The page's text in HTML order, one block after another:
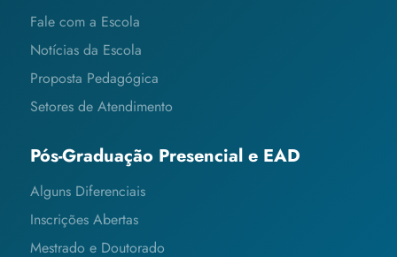
Fale com a Escola
Notícias da Escola
Proposta Pedagógica
Setores de Atendimento
Pós-Graduação Presencial e EAD
Alguns Diferenciais
Inscrições Abertas
Mestrado e Doutorado